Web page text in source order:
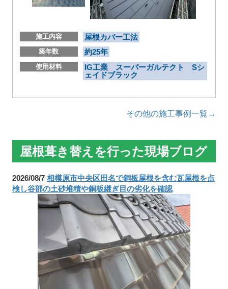
施工内容 屋根カバー工法
築年数 約25年
使用材料
IG工業 スーパーガルテクト Sシ
ェイドブラック
その他の施工事例一覧→
屋根葺き替えを行った現場ブログ
2026/08/7 相模原市中央区田名で銅板屋根を含む瓦屋根を点
検し谷部の土砂堆積や銅板継ぎ目の劣化を確認